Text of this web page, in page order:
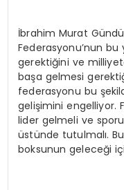
İbrahim Murat
Federasyonu’nun bu
gerektiğini ve
başa gelmesi
federasyonu bu
gelişimini engelliyor.
lider gelmeli ve
üstünde tutulmalı.
boksunun geleceği